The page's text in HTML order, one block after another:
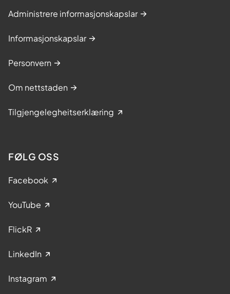
Administrere informasjonskapslar
Informasjonskapslar
Personvern
Om nettstaden
Tilgjengelegheitserklæring
FØLG OSS
Facebook
YouTube
FlickR
LinkedIn
Instagram